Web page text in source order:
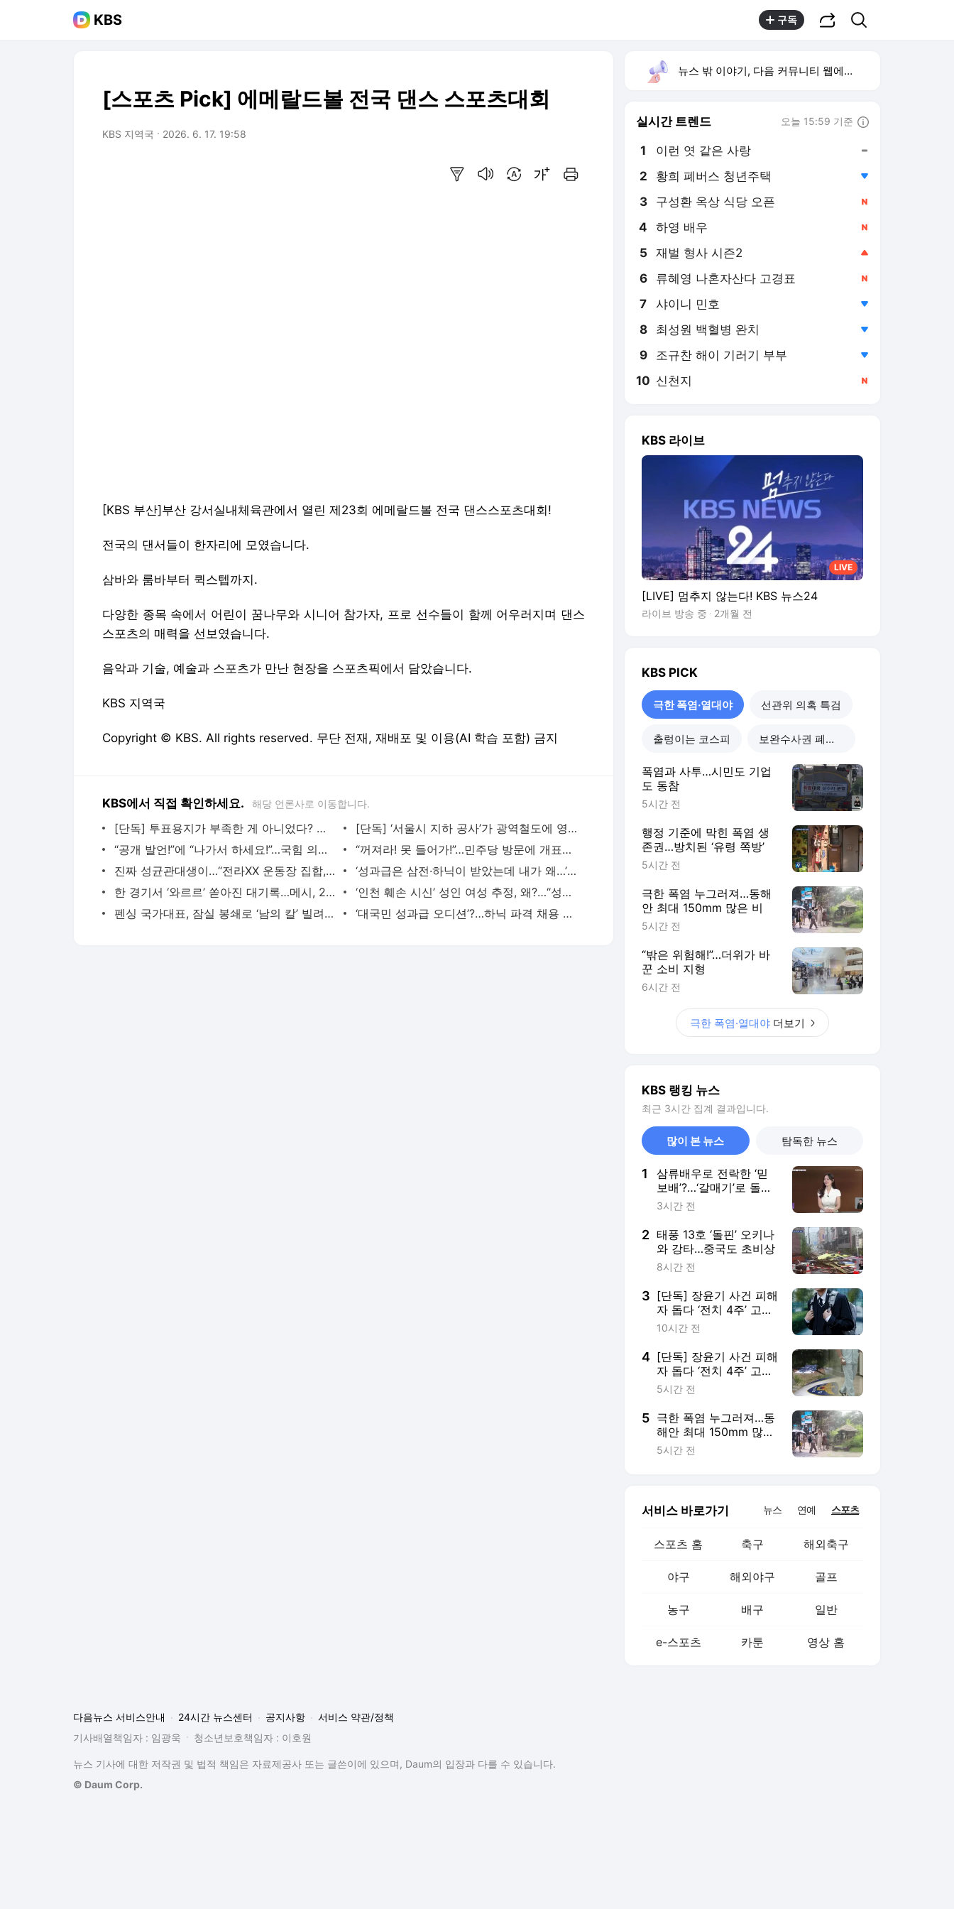
KBS 구독
[스포츠 Pick] 에메랄드볼 전국 댄스 스포츠대회
KBS 지역국 2026. 6. 17. 19:58
[KBS 부산]부산 강서실내체육관에서 열린 제23회 에메랄드볼 전국 댄스스포츠대회!
전국의 댄서들이 한자리에 모였습니다.
삼바와 룸바부터 퀵스텝까지.
다양한 종목 속에서 어린이 꿈나무와 시니어 참가자, 프로 선수들이 함께 어우러지며 댄스
스포츠의 매력을 선보였습니다.
음악과 기술, 예술과 스포츠가 만난 현장을 스포츠픽에서 담았습니다.
KBS 지역국
Copyright © KBS. All rights reserved. 무단 전재, 재배포 및 이용(AI 학습 포함) 금지
KBS에서 직접 확인하세요. 해당 언론사로 이동합니다.
[단독] 투표용지가 부족한 게 아니었다? 전국 인쇄 현황 첫 확인
[단독] ‘서울시 지하 공사’가 광역철도에 영향? 국토부 전수 조사 착수
“공개 발언!”에 “나가서 하세요!”…국힘 의총 시작부터 ‘어수선’ [지금뉴스]
“꺼져라! 못 들어가!”…민주당 방문에 개표소 ‘아수라장’ [현장영상]
진짜 성균관대생이…“전라XX 운동장 집합, 칼부림” 자수 [지금뉴스]
‘성과급은 삼전·하닉이 받았는데 내가 왜…’ 한은 설명 들어보니 [지금뉴스]
한 경기서 ‘와르르’ 쏟아진 대기록…메시, 200번째 A매치서 축구사 새로 썼다 [현장영상]
‘인천 훼손 시신’ 성인 여성 추정, 왜?…“성장판 닫혀” [지금뉴스]
펜싱 국가대표, 잠실 봉쇄로 ‘남의 칼’ 빌려 경기 출전 [잇슈#태그]
‘대국민 성과급 오디션’?…하닉 파격 채용 공고 어떻길래 [지금뉴스]
뉴스 밖 이야기, 다음 커뮤니티 웹에서 보기
실시간 트렌드 오늘 15:59 기준
1 이런 엿 같은 사랑
2 황희 폐버스 청년주택
3 구성환 옥상 식당 오픈
4 하영 배우
5 재벌 형사 시즌2
6 류혜영 나혼자산다 고경표
7 샤이니 민호
8 최성원 백혈병 완치
9 조규찬 해이 기러기 부부
10 신천지
KBS 라이브
LIVE
[LIVE] 멈추지 않는다! KBS 뉴스24
라이브 방송 중 2개월 전
KBS PICK
극한 폭염·열대야 선관위 의혹 특검
출렁이는 코스피 보완수사권 폐지 진통
폭염과 사투…시민도 기업
도 동참
5시간 전
행정 기준에 막힌 폭염 생
존권…방치된 ‘유령 쪽방’
5시간 전
극한 폭염 누그러져…동해
안 최대 150mm 많은 비
5시간 전
“밖은 위험해!”…더위가 바
꾼 소비 지형
6시간 전
극한 폭염·열대야 더보기
KBS 랭킹 뉴스
최근 3시간 집계 결과입니다.
많이 본 뉴스 탐독한 뉴스
1
삼류배우로 전락한 ‘믿
보배’?…‘갈매기’로 돌아
온 전미도
3시간 전
2 태풍 13호 ‘돌핀’ 오키나
와 강타…중국도 초비상
8시간 전
3 [단독] 장윤기 사건 피해
자 돕다 ‘전치 4주’ 고교
생…80일 만에 의상자
인정
10시간 전
4 [단독] 장윤기 사건 피해
자 돕다 ‘전치 4주’ 고교
생…80일 만에 의상자
인정
5시간 전
5 극한 폭염 누그러져…동
해안 최대 150mm 많은
비
5시간 전
서비스 바로가기 뉴스 연예 스포츠
스포츠 홈 축구 해외축구
야구 해외야구 골프
농구 배구 일반
e-스포츠 카툰 영상 홈
다음뉴스 서비스안내 24시간 뉴스센터 공지사항
서비스 약관/정책
기사배열책임자 : 임광욱
청소년보호책임자 : 이호원
뉴스 기사에 대한 저작권 및 법적 책임은 자료제공사 또는 글쓴이에 있으며, Daum의 입장과 다를 수 있습니다.
© Daum Corp.